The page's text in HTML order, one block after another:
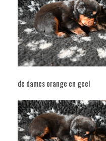
de dames orange en geel